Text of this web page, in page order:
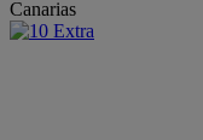
Canarias